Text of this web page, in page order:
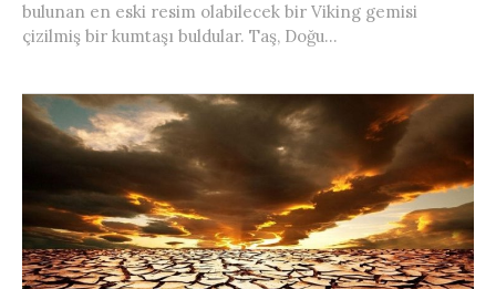
bulunan en eski resim olabilecek bir Viking gemisi
çizilmiş bir kumtaşı buldular. Taş, Doğu...